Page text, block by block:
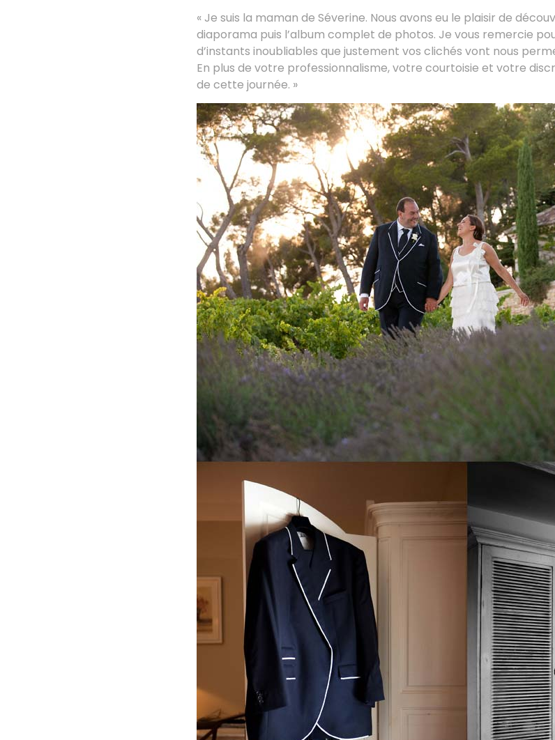
« Je suis la maman de Séverine. Nous avons eu le plaisir de
diaporama puis l’album complet de photos. Je vous remercie
d’instants inoubliables que justement vos clichés vont nous
En plus de votre professionnalisme, votre courtoisie et votre
de cette journée. »